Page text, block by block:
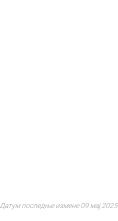
Датум последње измене 09 мај 2025